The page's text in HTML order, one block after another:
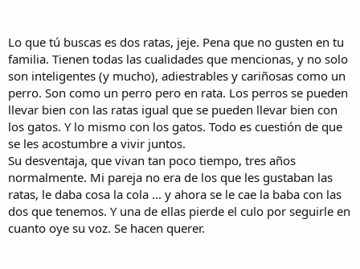
Lo que tú buscas es dos ratas, jeje. Pena que no gusten en tu
familia. Tienen todas las cualidades que mencionas, y no solo
son inteligentes (y mucho), adiestrables y cariñosas como un
perro. Son como un perro pero en rata. Los perros se pueden
llevar bien con las ratas igual que se pueden llevar bien con
los gatos. Y lo mismo con los gatos. Todo es cuestión de que
se les acostumbre a vivir juntos.
Su desventaja, que vivan tan poco tiempo, tres años
normalmente. Mi pareja no era de los que les gustaban las
ratas, le daba cosa la cola ... y ahora se le cae la baba con las
dos que tenemos. Y una de ellas pierde el culo por seguirle en
cuanto oye su voz. Se hacen querer.